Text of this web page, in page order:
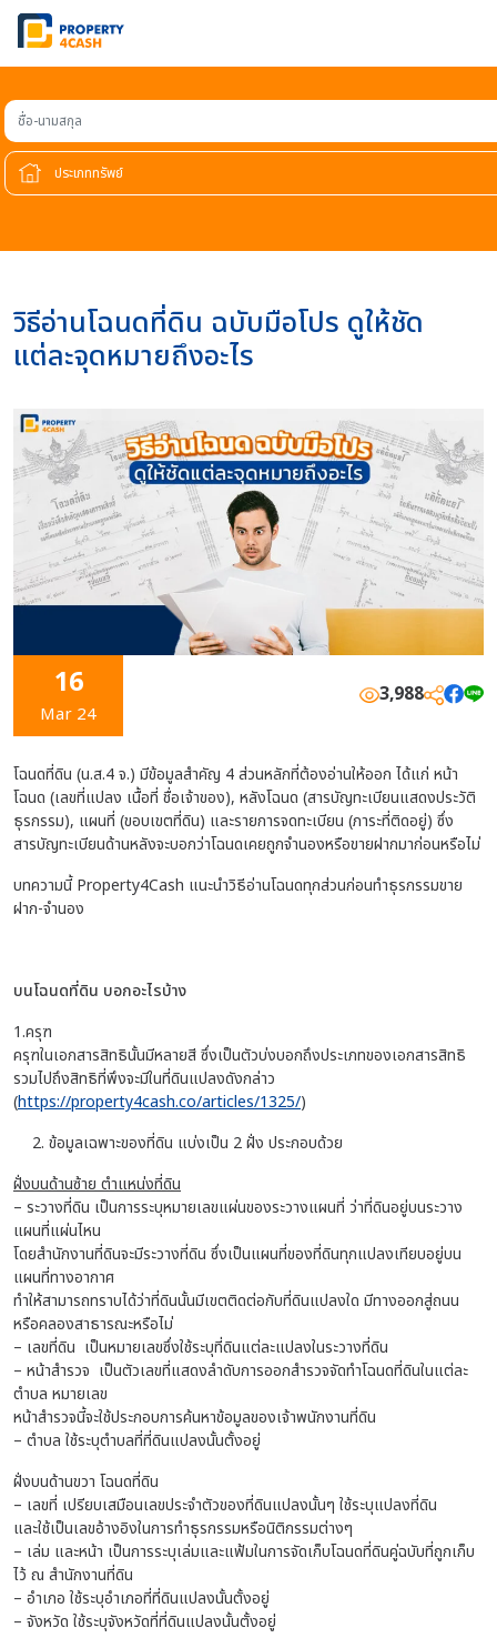
ชื่อ-นามสกุล
วิธีอ่านโฉนดที่ดิน ฉบับมือโปร ดูให้ชัด
แต่ละจุดหมายถึงอะไร
16
Mar 24
3,988
โฉนดที่ดิน (น.ส.4 จ.) มีข้อมูลสำคัญ 4 ส่วนหลักที่ต้องอ่านให้ออก ได้แก่ หน้า
โฉนด (เลขที่แปลง เนื้อที่ ชื่อเจ้าของ), หลังโฉนด (สารบัญทะเบียนแสดงประวัติ
ธุรกรรม), แผนที่ (ขอบเขตที่ดิน) และรายการจดทะเบียน (ภาระที่ติดอยู่) ซึ่ง
สารบัญทะเบียนด้านหลังจะบอกว่าโฉนดเคยถูกจำนองหรือขายฝากมาก่อนหรือไม่
บทความนี้ Property4Cash แนะนำวิธีอ่านโฉนดทุกส่วนก่อนทำธุรกรรมขาย
ฝาก-จำนอง
บนโฉนดที่ดิน บอกอะไรบ้าง
1.ครุฑ
ครุฑในเอกสารสิทธินั้นมีหลายสี ซึ่งเป็นตัวบ่งบอกถึงประเภทของเอกสารสิทธิ
รวมไปถึงสิทธิที่พึงจะมีในที่ดินแปลงดังกล่าว
(https://property4cash.co/articles/1325/)
ข้อมูลเฉพาะของที่ดิน แบ่งเป็น 2 ฝั่ง ประกอบด้วย
ฝั่งบนด้านซ้าย ตำแหน่งที่ดิน
– ระวางที่ดิน เป็นการระบุหมายเลขแผ่นของระวางแผนที่ ว่าที่ดินอยู่บนระวาง
แผนที่แผ่นไหน
โดยสำนักงานที่ดินจะมีระวางที่ดิน ซึ่งเป็นแผนที่ของที่ดินทุกแปลงเทียบอยู่บน
แผนที่ทางอากาศ
ทำให้สามารถทราบได้ว่าที่ดินนั้นมีเขตติดต่อกับที่ดินแปลงใด มีทางออกสู่ถนน
หรือคลองสาธารณะหรือไม่
– เลขที่ดิน เป็นหมายเลขซึ่งใช้ระบุที่ดินแต่ละแปลงในระวางที่ดิน
– หน้าสำรวจ เป็นตัวเลขที่แสดงลำดับการออกสำรวจจัดทำโฉนดที่ดินในแต่ละ
ตำบล หมายเลข
หน้าสำรวจนี้จะใช้ประกอบการค้นหาข้อมูลของเจ้าพนักงานที่ดิน
– ตำบล ใช้ระบุตำบลที่ที่ดินแปลงนั้นตั้งอยู่
ฝั่งบนด้านขวา โฉนดที่ดิน
– เลขที่ เปรียบเสมือนเลขประจำตัวของที่ดินแปลงนั้นๆ ใช้ระบุแปลงที่ดิน
และใช้เป็นเลขอ้างอิงในการทำธุรกรรมหรือนิติกรรมต่างๆ
– เล่ม และหน้า เป็นการระบุเล่มและแฟ้มในการจัดเก็บโฉนดที่ดินคู่ฉบับที่ถูกเก็บ
ไว้ ณ สำนักงานที่ดิน
– อำเภอ ใช้ระบุอำเภอที่ที่ดินแปลงนั้นตั้งอยู่
– จังหวัด ใช้ระบุจังหวัดที่ที่ดินแปลงนั้นตั้งอยู่